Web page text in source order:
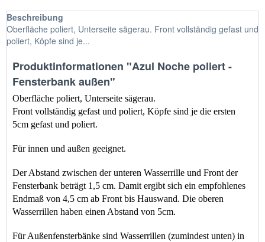
Beschreibung
Oberfläche poliert, Unterseite sägerau. Front vollständig gefast und
poliert, Köpfe sind je...
Produktinformationen "Azul Noche poliert -
Fensterbank außen"
Oberfläche poliert, Unterseite sägerau.
Front vollständig gefast und poliert, Köpfe sind je die ersten
5cm gefast und poliert.
Für innen und außen geeignet.
Der Abstand zwischen der unteren Wasserrille und Front der
Endmaß von 4,5 cm ab Front bis Hauswand. Die oberen
Wasserrillen haben einen Abstand von 5cm.
Für Außenfensterbänke sind Wasserrillen (zumindest unten) in